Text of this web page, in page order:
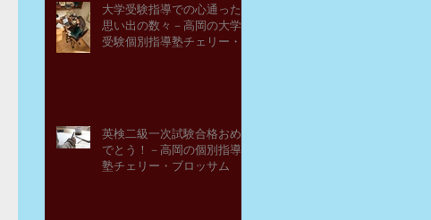
大学受験指導での心通った
思い出の数々－高岡の大学
受験個別指導塾チェリー・
英検二級一次試験合格おめ
でとう！－高岡の個別指導
塾チェリー・ブロッサム